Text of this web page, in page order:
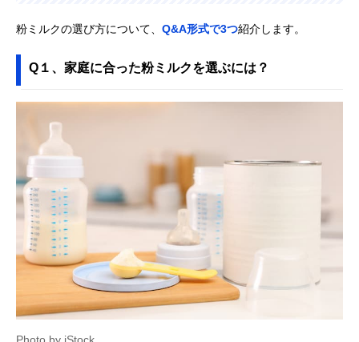
粉ミルクの選び方について、 Q&A形式で3つ紹介します。
Q１、家庭に合った粉ミルクを選ぶには？
Photo by iStock